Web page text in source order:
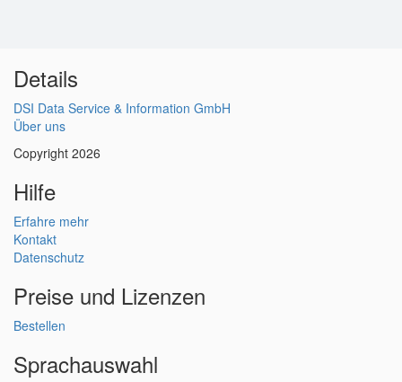
Details
DSI Data Service & Information GmbH
Über uns
Copyright 2026
Hilfe
Erfahre mehr
Kontakt
Datenschutz
Preise und Lizenzen
Bestellen
Sprachauswahl